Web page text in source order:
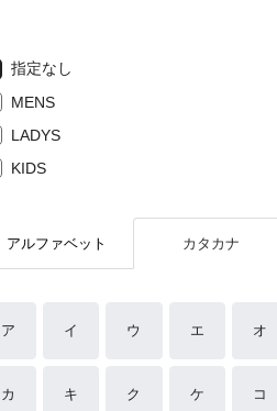
指定なし
MENS
LADYS
KIDS
アルファベット カタカナ
ア イ ウ エ オ
カ キ ク ケ コ